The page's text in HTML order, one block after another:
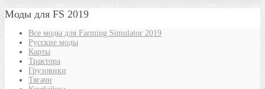
Моды для FS 2019
Все моды для Farming Simulator 2019
Русские моды
Карты
Трактора
Грузовики
Тягачи